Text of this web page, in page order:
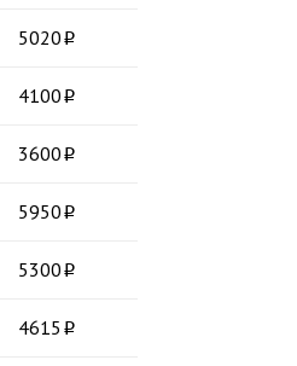
5020
4100
3600
5950
5300
4615